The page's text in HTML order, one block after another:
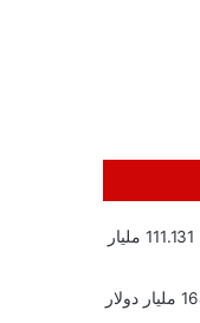
البنوك والشركات تضخ تمويلات عقارية بقيمة 111.131 مليار